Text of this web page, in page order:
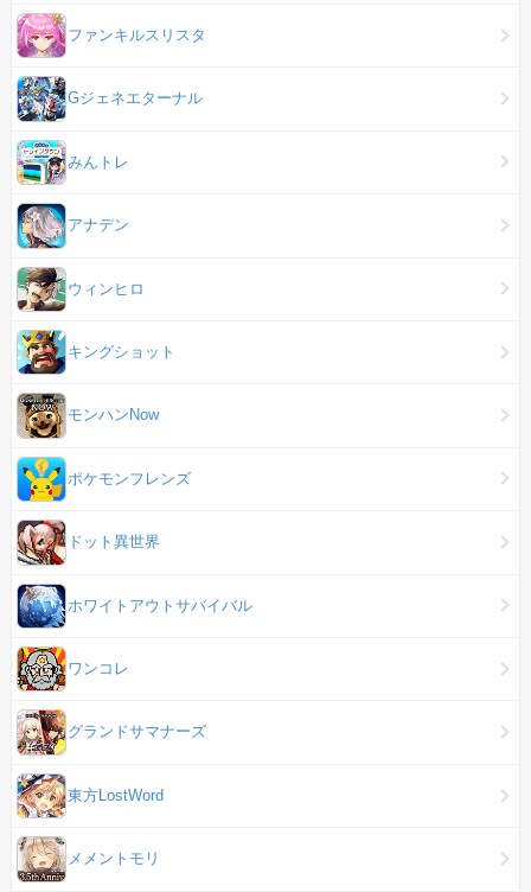
ファンキルスリスタ
Gジェネエターナル
みんトレ
アナデン
ウィンヒロ
キングショット
モンハンNow
ポケモンフレンズ
ドット異世界
ホワイトアウトサバイバル
ワンコレ
グランドサマナーズ
東方LostWord
メメントモリ